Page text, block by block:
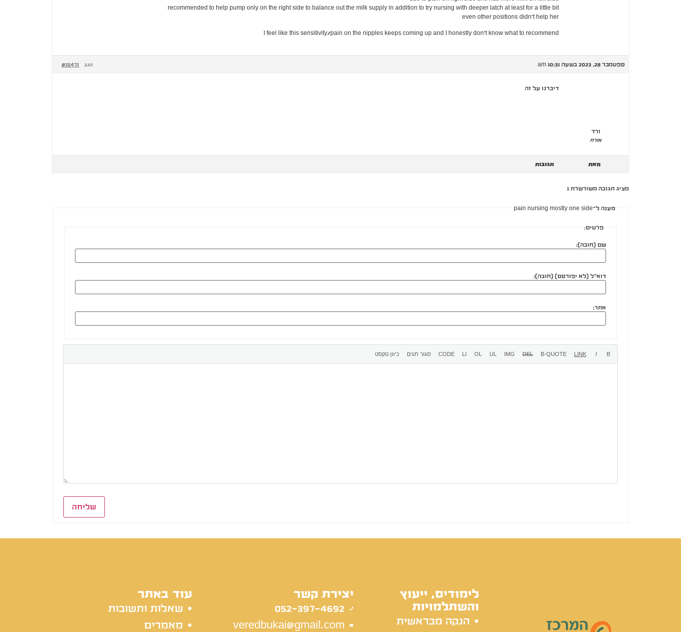
recommended to help pump only on the right side to balance out the milk supply in addition to try nursing with deeper latch at least for a little bit
even other positions didn't help her
I feel like this sensitivity/pain on the nipples keeps coming up and I honestly don't know what to recommend
ספטמבר 28, 2023 בשעה 10:31 am #15471 הגב
ורד
אורח
דיברנו על זה
מאת תגובות
מציג תגובה משורשרת 1
מענה ל־pain nursing mostly one side
פרטים:
שם (חובה):
דוא"ל (לא יפורסם) (חובה):
אתר:
שליחה
לימודים, ייעוץ
והשתלמויות
הנקה מבראשית
יצירת קשר
052-397-4692
veredbukai@gmail.com
עוד באתר
שאלות ותשובות
מאמרים